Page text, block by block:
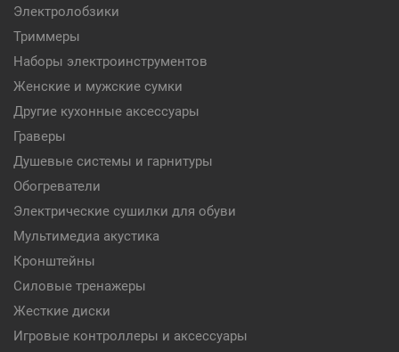
Электролобзики
Триммеры
Наборы электроинструментов
Женские и мужские сумки
Другие кухонные аксессуары
Граверы
Душевые системы и гарнитуры
Обогреватели
Электрические сушилки для обуви
Мультимедиа акустика
Кронштейны
Силовые тренажеры
Жесткие диски
Игровые контроллеры и аксессуары